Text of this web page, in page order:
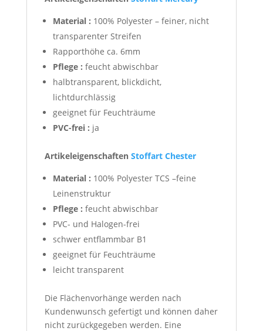
Material : 100% Polyester – feiner, nicht
transparenter Streifen
Rapporthöhe ca. 6mm
Pflege : feucht abwischbar
halbtransparent, blickdicht,
lichtdurchlässig
geeignet für Feuchträume
PVC-frei : ja
Artikeleigenschaften Stoffart Chester
Material : 100% Polyester TCS –feine
Leinenstruktur
Pflege : feucht abwischbar
PVC- und Halogen-frei
schwer entflammbar B1
geeignet für Feuchträume
leicht transparent
Die Flächenvorhänge werden nach
Kundenwunsch gefertigt und können daher
nicht zurückgegeben werden. Eine